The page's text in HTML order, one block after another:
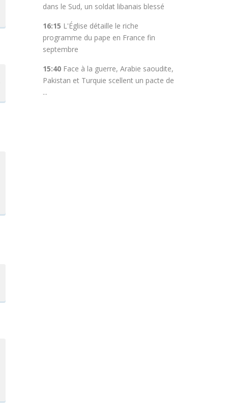
dans le Sud, un soldat libanais blessé
16:15 L'Église détaille le riche
programme du pape en France fin
septembre
15:40Face à la guerre, Arabie saoudite,
Pakistan et Turquie scellent un pacte de
...